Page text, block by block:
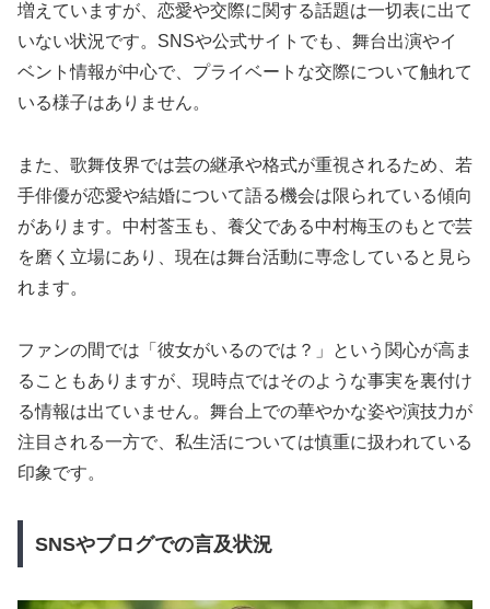
増えていますが、恋愛や交際に関する話題は一切表に出て
いない状況です。SNSや公式サイトでも、舞台出演やイ
ベント情報が中心で、プライベートな交際について触れて
いる様子はありません。
また、歌舞伎界では芸の継承や格式が重視されるため、若
手俳優が恋愛や結婚について語る機会は限られている傾向
があります。中村莟玉も、養父である中村梅玉のもとで芸
を磨く立場にあり、現在は舞台活動に専念していると見ら
れます。
ファンの間では「彼女がいるのでは？」という関心が高ま
ることもありますが、現時点ではそのような事実を裏付け
る情報は出ていません。舞台上での華やかな姿や演技力が
注目される一方で、私生活については慎重に扱われている
印象です。
SNSやブログでの言及状況